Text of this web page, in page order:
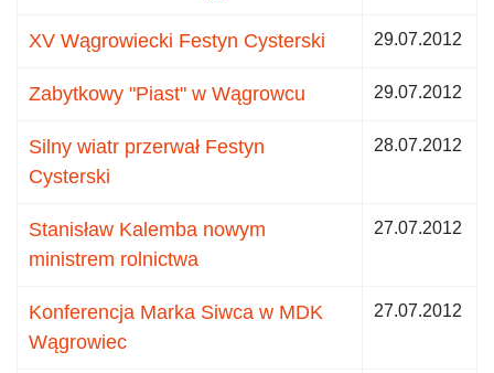
XV Wągrowiecki Festyn Cysterski 29.07.2012
Zabytkowy "Piast" w Wągrowcu 29.07.2012
Silny wiatr przerwał Festyn
Cysterski
28.07.2012
Stanisław Kalemba nowym
ministrem rolnictwa
27.07.2012
Konferencja Marka Siwca w MDK
Wągrowiec
27.07.2012